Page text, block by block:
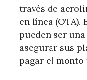
través de
en línea (OTA).
pueden ser
asegurar sus
pagar el monto